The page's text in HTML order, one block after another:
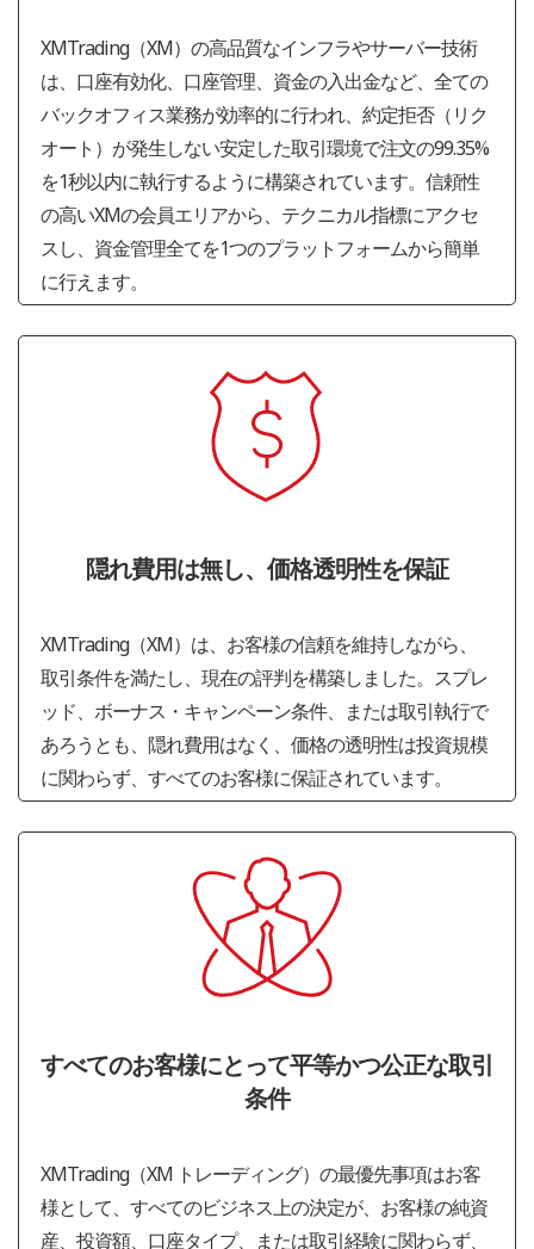
XMTrading（XM）の高品質なインフラやサーバー技術
は、口座有効化、口座管理、資金の入出金など、全ての
バックオフィス業務が効率的に行われ、約定拒否（リク
オート）が発生しない安定した取引環境で注文の99.35%
を1秒以内に執行するように構築されています。信頼性
の高いΧΜの会員エリアから、テクニカル指標にアクセ
スし、資金管理全てを1つのプラットフォームから簡単
に行えます。
隠れ費用は無し、価格透明性を保証
XMTrading（XM）は、お客様の信頼を維持しながら、
取引条件を満たし、現在の評判を構築しました。スプレ
ッド、ボーナス・キャンペーン条件、または取引執行で
あろうとも、隠れ費用はなく、価格の透明性は投資規模
に関わらず、すべてのお客様に保証されています。
すべてのお客様にとって平等かつ公正な取引
条件
XMTrading（XM トレーディング）の最優先事項はお客
様として、すべてのビジネス上の決定が、お客様の純資
産、投資額、口座タイプ、または取引経験に関わらず、